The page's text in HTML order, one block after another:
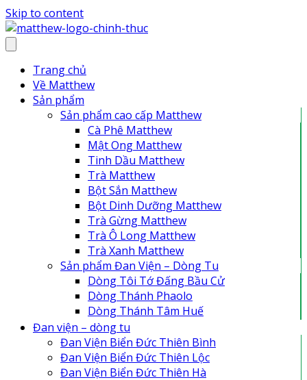
Skip to content
Trang chủ
Về Matthew
Sản phẩm
Sản phẩm cao cấp Matthew
Cà Phê Matthew
Mật Ong Matthew
Tinh Dầu Matthew
Trà Matthew
Bột Sắn Matthew
Bột Dinh Dưỡng Matthew
Trà Gừng Matthew
Trà Ô Long Matthew
Trà Xanh Matthew
Sản phẩm Đan Viện – Dòng Tu
Dòng Tôi Tớ Đấng Bầu Cử
Dòng Thánh Phaolo
Dòng Thánh Tâm Huế
Đan Viện Biển Đức Thiên Lộc
Đan Viện Biển Đức Thiên Bình
Đan Viện Biển Đức Thiên Hà
Đan viện Thiên An
Đan viện – dòng tu
Đan Viện Biển Đức Thiên Bình
Đan Viện Biển Đức Thiên Lộc
Đan Viện Biển Đức Thiên Hà